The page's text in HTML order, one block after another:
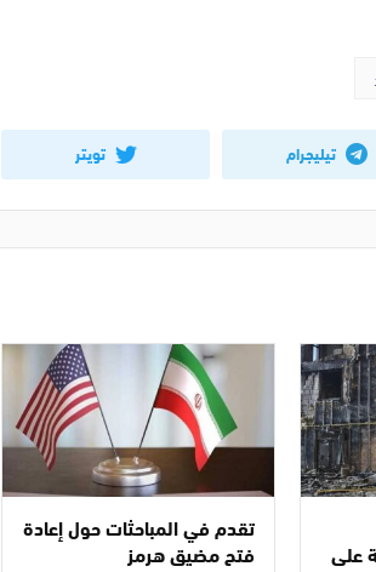
تيليجرام تويتر
على
تقدم في المباحثات حول إعادة
فتح مضيق هرمز